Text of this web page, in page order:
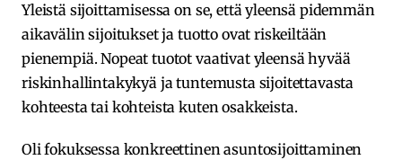
Yleistä sijoittamisessa on se, että yleensä pidemmän
aikavälin sijoitukset ja tuotto ovat riskeiltään
pienempiä. Nopeat tuotot vaativat yleensä hyvää
riskinhallintakykyä ja tuntemusta sijoitettavasta
kohteesta tai kohteista kuten osakkeista.
Oli fokuksessa konkreettinen asuntosijoittaminen